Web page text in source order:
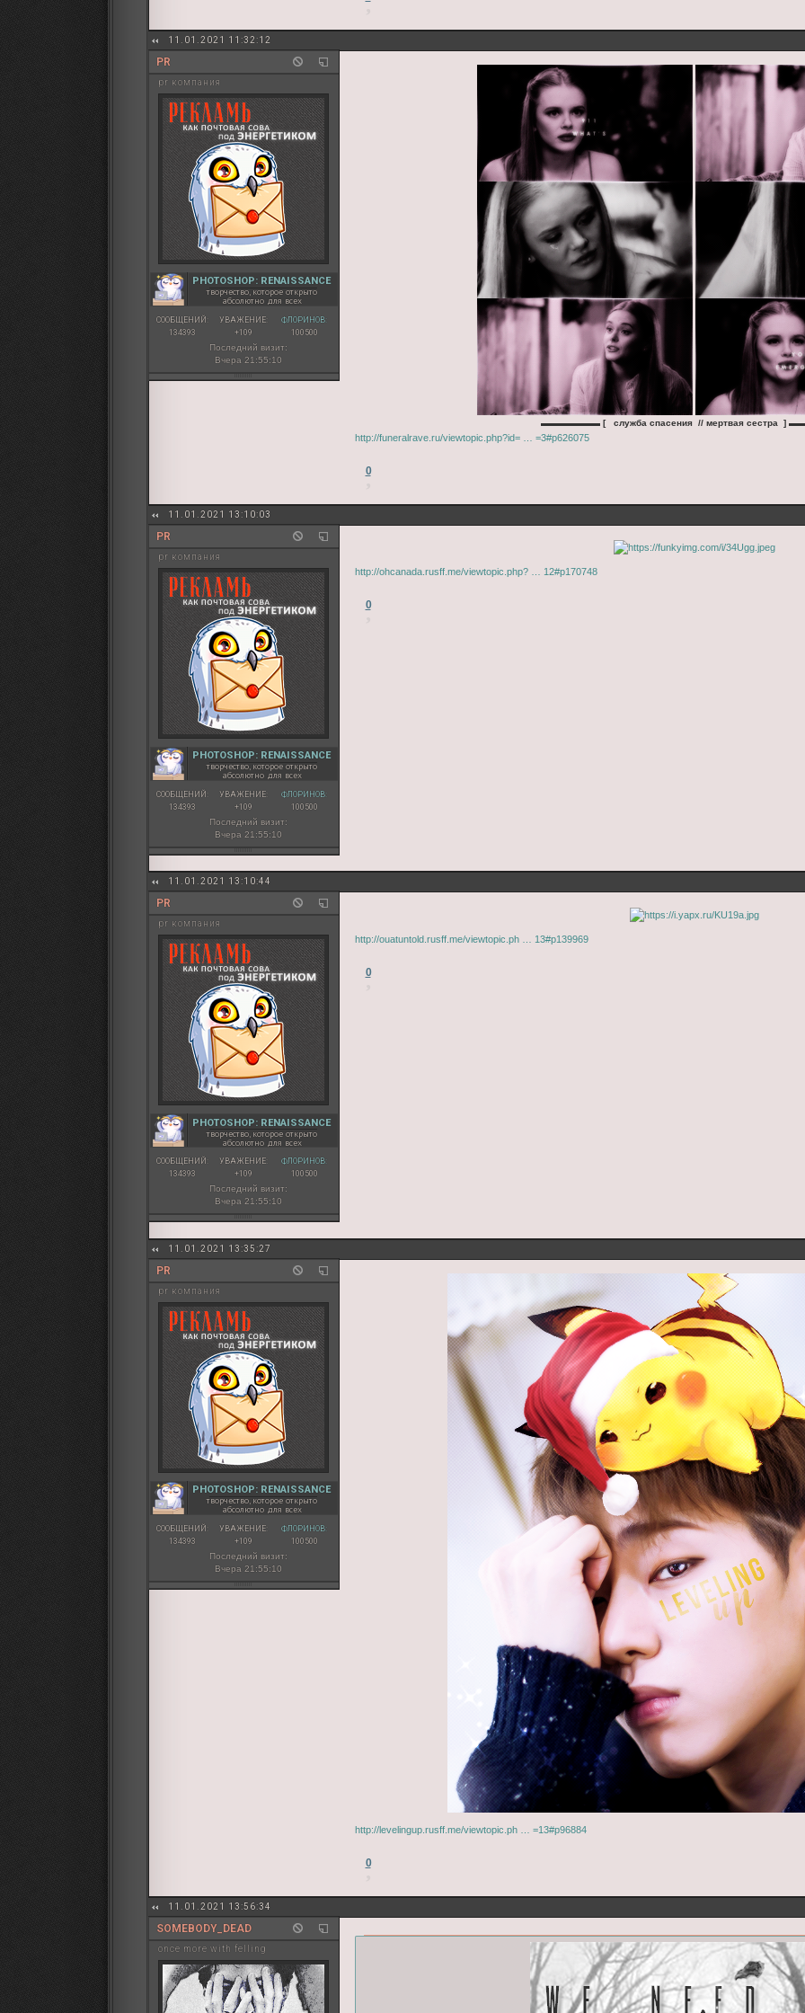
11.01.2021 11:32:12
PR
pr компания
PHOTOSHOP: RENAISSANCE
творчество, которое открыто
абсолютно для всех
СООБЩЕНИЙ:
134393
УВАЖЕНИЕ:
+109
ФЛОРИНОВ:
100500
Последний визит:
Вчера 21:55:10
▬▬▬▬▬▬ [ служба спасения // мертвая сестра ]
http://funeralrave.ru/viewtopic.php?id= … =3#p626075
0
11.01.2021 13:10:03
PR
pr компания
PHOTOSHOP: RENAISSANCE
творчество, которое открыто
абсолютно для всех
СООБЩЕНИЙ:
134393
УВАЖЕНИЕ:
+109
ФЛОРИНОВ:
100500
Последний визит:
Вчера 21:55:10
http://ohcanada.rusff.me/viewtopic.php? … 12#p170748
0
11.01.2021 13:10:44
PR
pr компания
PHOTOSHOP: RENAISSANCE
творчество, которое открыто
абсолютно для всех
СООБЩЕНИЙ:
134393
УВАЖЕНИЕ:
+109
ФЛОРИНОВ:
100500
Последний визит:
Вчера 21:55:10
http://ouatuntold.rusff.me/viewtopic.ph … 13#p139969
0
11.01.2021 13:35:27
PR
pr компания
PHOTOSHOP: RENAISSANCE
творчество, которое открыто
абсолютно для всех
СООБЩЕНИЙ:
134393
УВАЖЕНИЕ:
+109
ФЛОРИНОВ:
100500
Последний визит:
Вчера 21:55:10
http://levelingup.rusff.me/viewtopic.ph … =13#p96884
0
11.01.2021 13:56:34
SOMEBODY_DEAD
once more with felling